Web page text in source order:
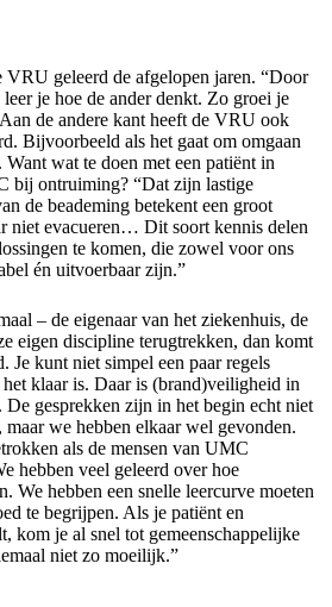
VRU geleerd de afgelopen jaren. “Door
je hoe de ander denkt. Zo groei je
de andere kant heeft de VRU ook
Bijvoorbeeld als het gaat om omgaan
wat te doen met een patiënt in
bij ontruiming? “Dat zijn lastige
de beademing betekent een groot
niet evacueren… Dit soort kennis delen
te komen, die zowel voor ons
én uitvoerbaar zijn.”
– de eigenaar van het ziekenhuis, de
eigen discipline terugtrekken, dan komt
Je kunt niet simpel een paar regels
het klaar is. Daar is (brand)veiligheid in
gesprekken zijn in het begin echt niet
we hebben elkaar wel gevonden.
als de mensen van UMC
hebben veel geleerd over hoe
We hebben een snelle leercurve moeten
te begrijpen. Als je patiënt en
kom je al snel tot gemeenschappelijke
niet zo moeilijk.”